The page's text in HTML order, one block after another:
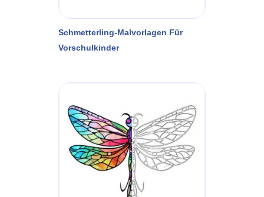
Schmetterling-Malvorlagen Für
Vorschulkinder